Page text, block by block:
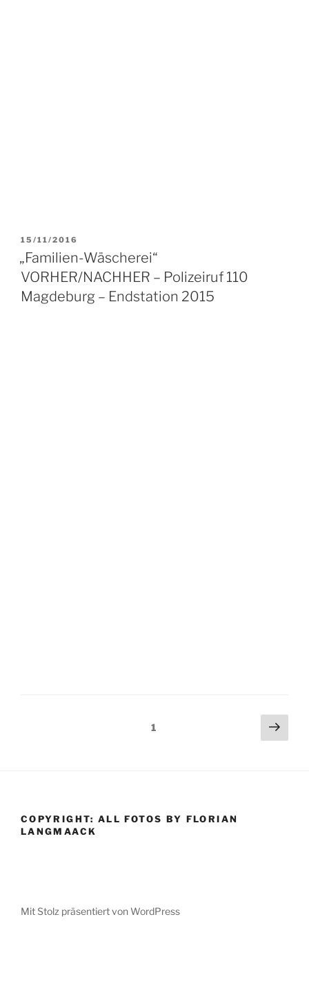
VERÖFFENTLICHT
AM
15/11/2016
„Familien-Wäscherei“
VORHER/NACHHER – Polizeiruf 110
Magdeburg – Endstation 2015
Seitennummerierung
Seite1
COPYRIGHT: ALL FOTOS BY FLORIAN
LANGMAACK
Mit Stolz präsentiert von WordPress